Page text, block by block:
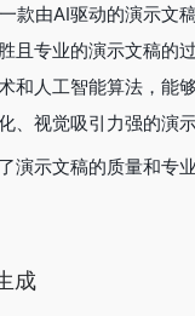
款由AI驱动的演示文
且专业的演示文稿的
和人工智能算法，能
、视觉吸引力强的演
演示文稿的质量和专
成